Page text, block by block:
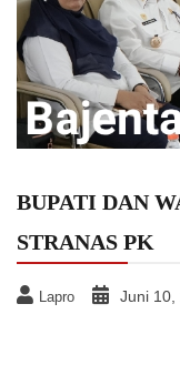
BUPATI DAN
STRANAS PK
Lapro Juni 10,